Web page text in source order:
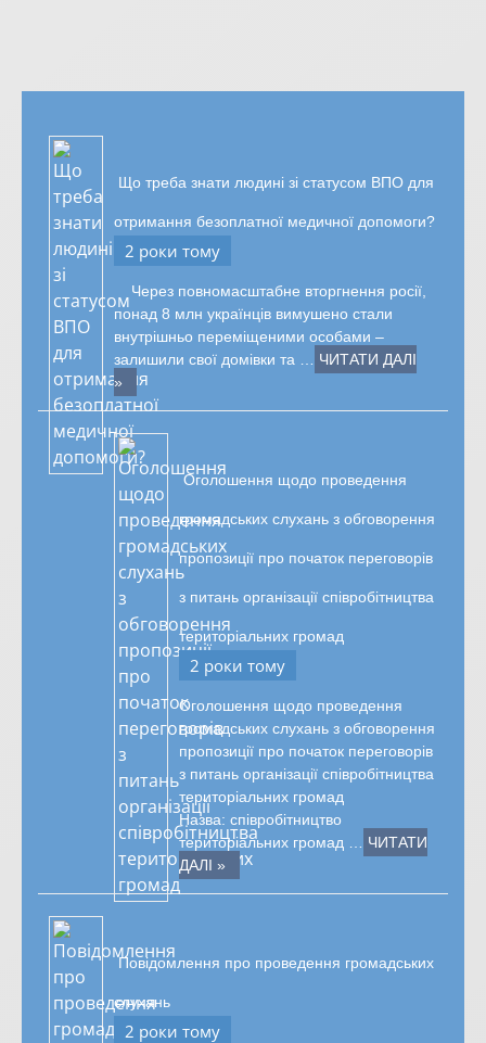
Що треба знати людині зі статусом ВПО для
отримання безоплатної медичної допомоги?
2 роки тому
Через повномасштабне вторгнення росії,
понад 8 млн українців вимушено стали
внутрішньо переміщеними особами –
залишили свої домівки та …
ЧИТАТИ ДАЛІ
»
Оголошення щодо проведення
громадських слухань з обговорення
пропозиції про початок переговорів
з питань організації співробітництва
територіальних громад
2 роки тому
Оголошення щодо проведення
громадських слухань з обговорення
пропозиції про початок переговорів
з питань організації співробітництва
територіальних громад
Назва: співробітництво
територіальних громад …
ЧИТАТИ
ДАЛІ »
Повідомлення про проведення громадських
слухань
2 роки тому